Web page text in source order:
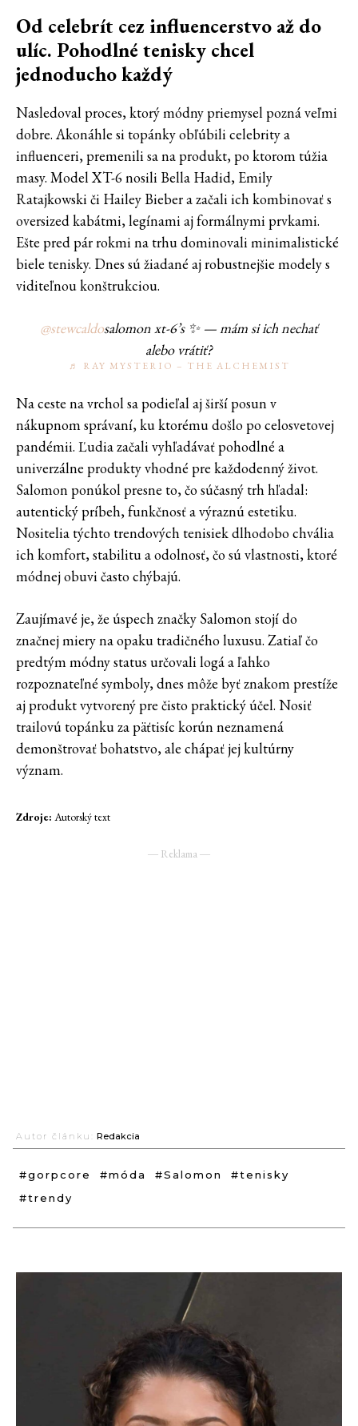
Od celebrít cez influencerstvo až do
ulíc. Pohodlné tenisky chcel
jednoducho každý
Nasledoval proces, ktorý módny priemysel pozná veľmi
dobre. Akonáhle si topánky obľúbili celebrity a
influenceri, premenili sa na produkt, po ktorom túžia
masy. Model XT-6 nosili Bella Hadid, Emily
Ratajkowski či Hailey Bieber a začali ich kombinovať s
oversized kabátmi, legínami aj formálnymi prvkami.
Ešte pred pár rokmi na trhu dominovali minimalistické
biele tenisky. Dnes sú žiadané aj robustnejšie modely s
viditeľnou konštrukciou.
@stewcaldosalomon xt-6’s ✨ — mám si ich nechať
alebo vrátiť?
♬ RAY MYSTERIO – THE ALCHEMIST
Na ceste na vrchol sa podieľal aj širší posun v
nákupnom správaní, ku ktorému došlo po celosvetovej
pandémii. Ľudia začali vyhľadávať pohodlné a
univerzálne produkty vhodné pre každodenný život.
Salomon ponúkol presne to, čo súčasný trh hľadal:
autentický príbeh, funkčnosť a výraznú estetiku.
Nositelia týchto trendových tenisiek dlhodobo chvália
ich komfort, stabilitu a odolnosť, čo sú vlastnosti, ktoré
módnej obuvi často chýbajú.
Zaujímavé je, že úspech značky Salomon stojí do
značnej miery na opaku tradičného luxusu. Zatiaľ čo
predtým módny status určovali logá a ľahko
rozpoznateľné symboly, dnes môže byť znakom prestíže
aj produkt vytvorený pre čisto praktický účel. Nosiť
trailovú topánku za päťtisíc korún neznamená
demonštrovať bohatstvo, ale chápať jej kultúrny
význam.
Zdroje: Autorský text
― Reklama ―
Autor článku: Redakcia
#gorpcore #móda #Salomon
#tenisky
#trendy